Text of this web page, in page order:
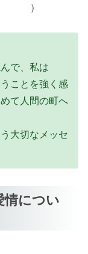
で、私は
強く感
て人間の町へ
メッセ
情につい